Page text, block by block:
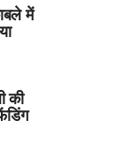
में
की